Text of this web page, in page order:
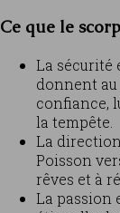
Ce que le
La sécurité
donnent
confiance,
la tempête.
La
Poisson
rêves et à
La passion